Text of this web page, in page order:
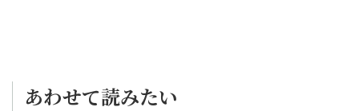
あわせて読みたい